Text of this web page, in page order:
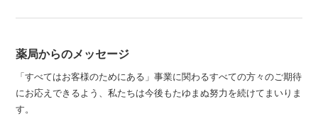
薬局からのメッセージ
「すべてはお客様のためにある」事業に関わるすべての方々のご期待
にお応えできるよう、私たちは今後もたゆまぬ努力を続けてまいりま
す。